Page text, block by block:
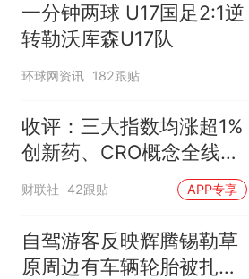
一分钟两球 U17国足2:1逆
转勒沃库森U17队
环球网资讯 182跟贴
收评：三大指数均涨超1%
创新药、CRO概念全线走
强
财联社 42跟贴 APP专享
自驾游客反映辉腾锡勒草
原周边有车辆轮胎被扎，